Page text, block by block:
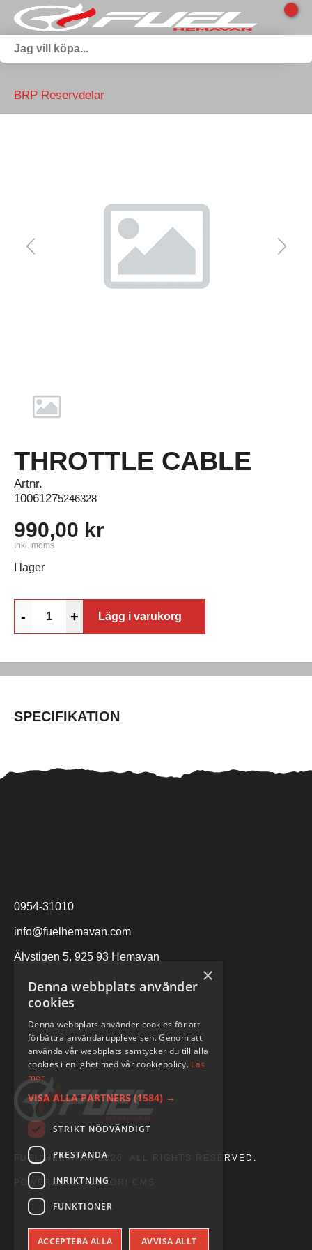
BRP Reservdelar
THROTTLE CABLE
Artnr.
10061275246328
990,00 kr
Inkl. moms
I lager
- + Lägg i varukorg
SPECIFIKATION
0954-31010
info@fuelhemavan.com
Älvstigen 5, 925 93 Hemavan
FUEL HEMAVAN 2026. ALL RIGHTS RESERVED.
POWERED BY EMPORI CMS
×
Denna webbplats använder
cookies
Denna webbplats använder cookies för att
förbättra användarupplevelsen. Genom att
använda vår webbplats samtycker du till alla
cookies i enlighet med vår cookiepolicy. Läs
mer
VISA ALLA PARTNERS (1584) →
STRIKT NÖDVÄNDIGT
PRESTANDA
INRIKTNING
FUNKTIONER
ACCEPTERA ALLA AVVISA ALLT